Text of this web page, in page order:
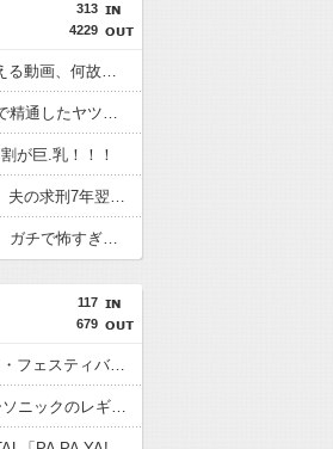
313
4229
【動画】ウェットスーツの脱ぎ方を教える動画、何故か900万回以上再生されてしまう！
【動画】『To LOVEる』のこのシーンで精通したヤツはちょっと来い！
が巨.乳！！！
【ネット騒然】元ジャンポケ斉藤の妻、夫の求刑7年翌日にインスタ更新！その内容がガチでヤバすぎる…
【画像】18歳で無期懲役になったヤツ、ガチで怖すぎる…
117
679
【海外】Metal Hammer：ダウンロード・フェスティバル史上最高の13のパフォーマンスにBABYMETAL
【海外】BABYMETAL（9回）はサマーソニックのレギュラー出演者の中で2番目に多い